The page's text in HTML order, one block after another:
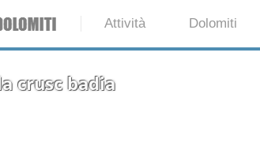
Attività Dolomiti
crusc badia